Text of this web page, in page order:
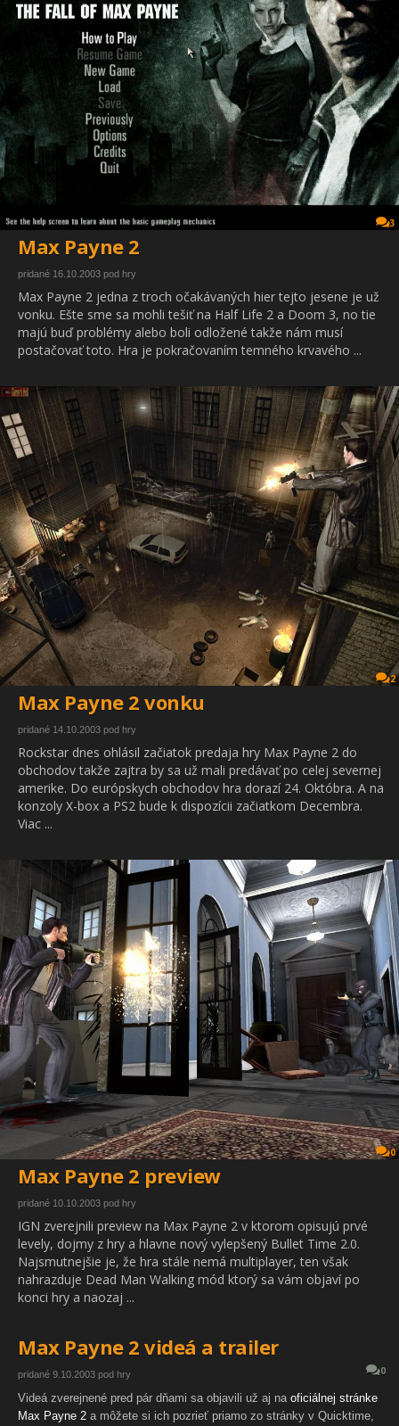
3
Max Payne 2
pridané 16.10.2003 pod hry
Max Payne 2 jedna z troch očakávaných hier tejto jesene je už
vonku. Ešte sme sa mohli tešiť na Half Life 2 a Doom 3, no tie
majú buď problémy alebo boli odložené takže nám musí
postačovať toto. Hra je pokračovaním temného krvavého ...
2
Max Payne 2 vonku
pridané 14.10.2003 pod hry
Rockstar dnes ohlásil začiatok predaja hry Max Payne 2 do
obchodov takže zajtra by sa už mali predávať po celej severnej
amerike. Do európskych obchodov hra dorazí 24. Októbra. A na
konzoly X-box a PS2 bude k dispozícii začiatkom Decembra.
Viac ...
0
Max Payne 2 preview
pridané 10.10.2003 pod hry
IGN zverejnili preview na Max Payne 2 v ktorom opisujú prvé
levely, dojmy z hry a hlavne nový vylepšený Bullet Time 2.0.
Najsmutnejšie je, že hra stále nemá multiplayer, ten však
nahrazduje Dead Man Walking mód ktorý sa vám objaví po
konci hry a naozaj ...
Max Payne 2 videá a trailer
0
pridané 9.10.2003 pod hry
Videá zverejnené pred pár dňami sa objavili už aj na oficiálnej stránke
Max Payne 2 a môžete si ich pozrieť priamo zo stránky v Quicktime,